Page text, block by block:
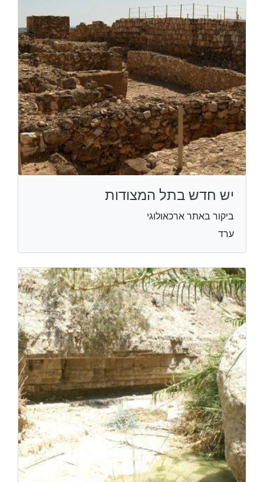
יש חדש בתל המצודות
ביקור באתר ארכאולוגי
ערד